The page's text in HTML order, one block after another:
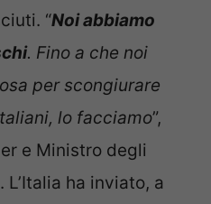
“Noi abbiamo
. Fino a che noi
per scongiurare
lo facciamo”,
e Ministro degli
ha inviato, a